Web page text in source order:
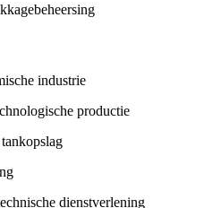
industrie
productie
dienstverlening